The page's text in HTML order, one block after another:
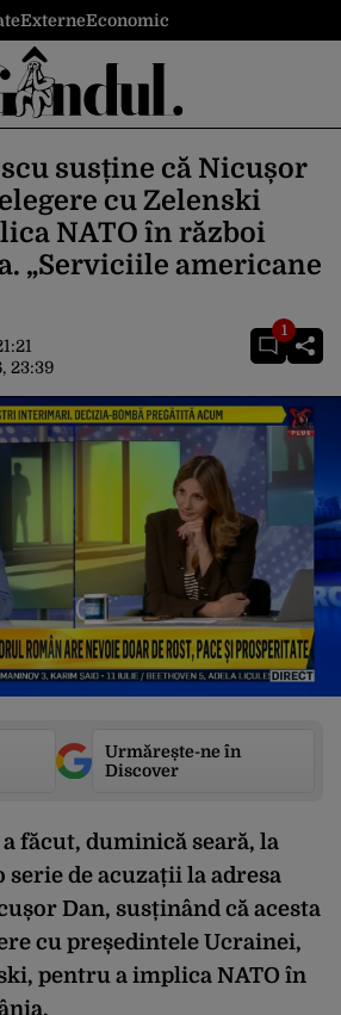
ExterneEconomic
susține că Nicușor
cu Zelenski
NATO în război
„Serviciile americane
23:39
1
Urmărește-ne în
Discover
făcut, duminică seară, la
serie de acuzații la adresa
Dan, susținând că acesta
cu președintele Ucrainei,
pentru a implica NATO în